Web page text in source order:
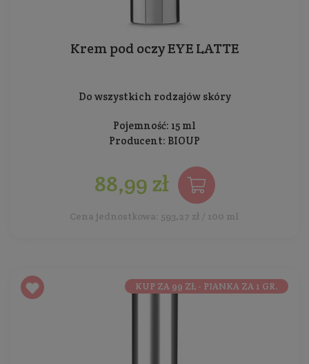
Krem pod oczy EYE LATTE
Do wszystkich rodzajów skóry
Pojemność: 15 ml
Producent: BIOUP
88,99 zł
Cena jednostkowa: 593,27 zł / 100 ml
KUP ZA 99 ZŁ - PIANKA ZA 1 GR.